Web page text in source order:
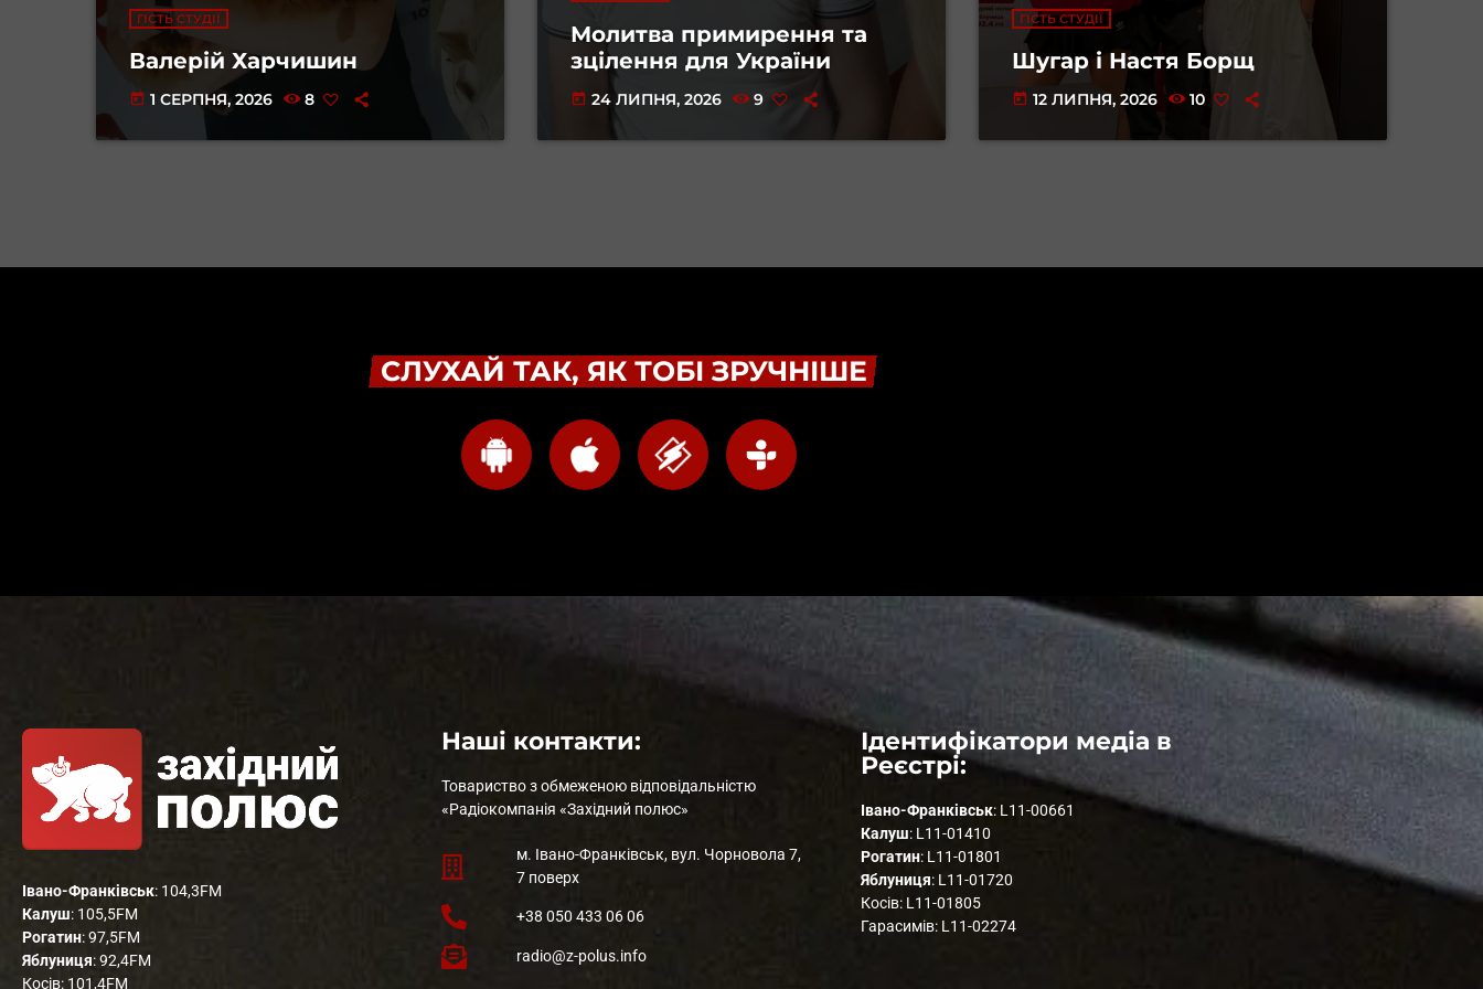
ГІСТЬ СТУДІЇ
Валерій Харчишин
today 1 СЕРПНЯ, 2026 8
Молитва примирення та
зцілення для України
today 24 ЛИПНЯ, 2026 9
ГІСТЬ СТУДІЇ
Шугар і Настя Борщ
today 12 ЛИПНЯ, 2026 10
СЛУХАЙ ТАК, ЯК ТОБІ ЗРУЧНІШЕ
Івано-Франківськ: 104,3FM
Калуш: 105,5FM
Рогатин: 97,5FM
Яблуниця: 92,4FM
Косів: 101,4FM
Наші контакти:
Товариство з обмеженою відповідальністю
«Радіокомпанія «Західний полюс»
м. Івано-Франківськ, вул. Чорновола 7,
7 поверх
+38 050 433 06 06
radio@z-polus.info
Ідентифікатори медіа в
Реєстрі:
Івано-Франківськ: L11-00661
Калуш: L11-01410
Рогатин: L11-01801
Яблуниця: L11-01720
Косів: L11-01805
Гарасимів: L11-02274